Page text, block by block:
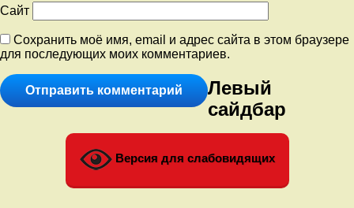
Сайт
Сохранить моё имя, email и адрес сайта в этом браузере
для последующих моих комментариев.
Левый
сайдбар
Версия для слабовидящих